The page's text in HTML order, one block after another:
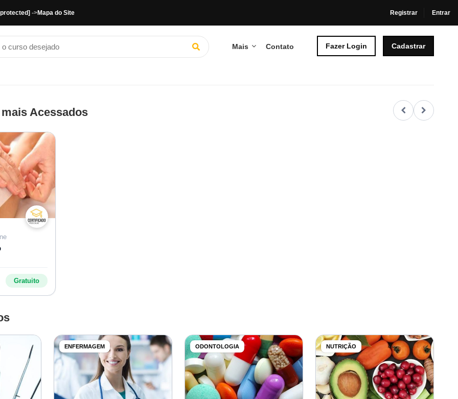
->Mapa do Site Registrar Entrar
Mais Contato Fazer Login Cadastrar
Acessados
Gratuito
ENFERMAGEM ODONTOLOGIA NUTRIÇÃO